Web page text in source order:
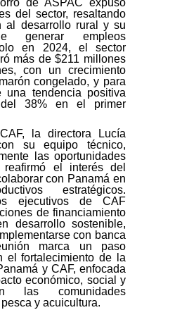
del sector, resaltando
al desarrollo rural y su
generar empleos
en 2024, el sector
más de $211 millones
con un crecimiento
congelado, y para
una tendencia positiva
38% en el primer
la directora Lucía
su equipo técnico,
las oportunidades
reafirmó el interés del
con Panamá en
estratégicos.
ejecutivos de CAF
de financiamiento
desarrollo sostenible,
con banca
marca un paso
el fortalecimiento de la
y CAF, enfocada
económico, social y
las comunidades
y acuicultura.